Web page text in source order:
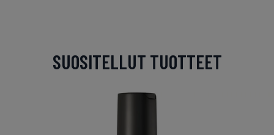
SUOSITELLUT TUOTTEET